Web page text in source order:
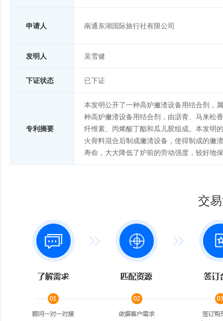
申请人 南通东湖国际旅行社有限公司
发明人 吴雪健
下证状态 已下证
专利摘要
本发明公开了一种高炉撇渣设备用结合剂，
种高炉撇渣设备用结合剂，由沥青、马来松
纤维素、丙烯酸丁酯和瓜儿胶组成。本发明
火骨料混合后制成撇渣设备，使得制成的撇
寿命，大大降低了炉前的劳动强度，较好地
交